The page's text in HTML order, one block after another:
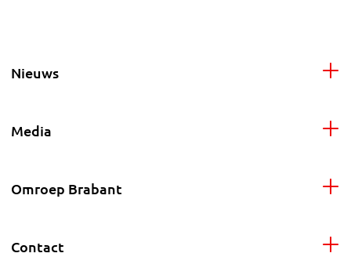
Nieuws
Media
Omroep Brabant
Contact